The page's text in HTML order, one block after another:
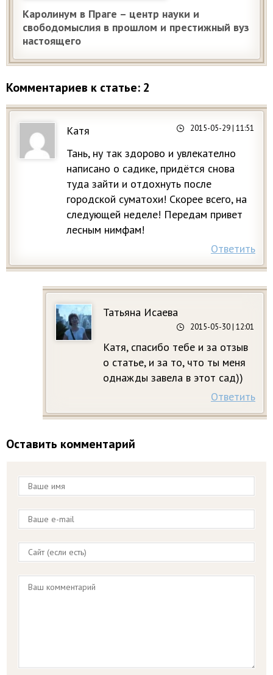
Каролинум в Праге – центр науки и
свободомыслия в прошлом и престижный вуз
настоящего
Комментариев к статье: 2
Катя 2015-05-29| 11:51
Тань, ну так здорово и увлекателно
написано о садике, придётся снова
туда зайти и отдохнуть после
городской суматохи! Скорее всего, на
следующей неделе! Передам привет
лесным нимфам!
Ответить
Татьяна Исаева
2015-05-30| 12:01
Катя, спасибо тебе и за отзыв
о статье, и за то, что ты меня
однажды завела в этот сад))
Ответить
Оставить комментарий